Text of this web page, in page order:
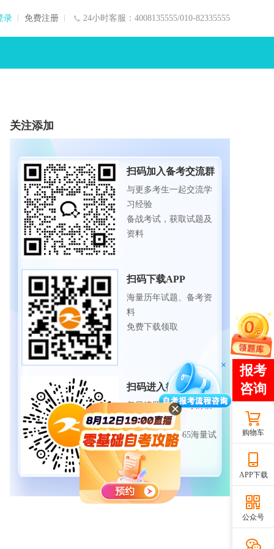
24小时客服：4008135555/010-82335555
录 免费注册
关注添加
扫码加入备考交流群
与更多考生一起交流学
习经验
备战考试，获取试题及
资料
扫码下载APP
海量历年试题、备考资
料
免费下载领取
扫码进入微信小程序
每日练题巩固、考前模
拟实战
免费体验自考365海量试
题
购物车
APP下载
公众号